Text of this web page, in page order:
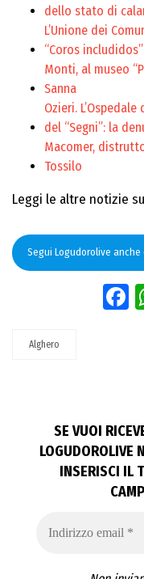
dello stato di
L’Unione dei
“Coros includidos”
Monti, al museo
Sanna
Ozieri.
del “Segni”: la
Macomer,
Tossilo
Leggi le altre notizie su
Segui Logudorolive anche
Alghero
SE VUOI
LOGUDOROLIVE
INSERISCI IL